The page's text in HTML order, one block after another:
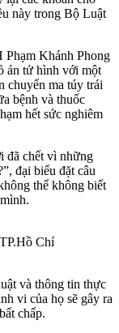
này trong Bộ Luật
Khánh Phong
án tử hình với một
chuyển ma túy trái
bệnh và thuốc
hết sức nghiêm
đã chết vì những
đại biểu đặt câu
thể không biết
Chí
và thông tin thực
vi của họ sẽ gây ra
chấp.